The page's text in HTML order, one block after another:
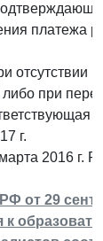
платежа
при
г.
2016 г.
от 29